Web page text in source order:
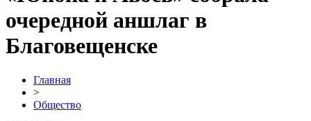
очередной аншлаг в
Благовещенске
Главная
>
Общество